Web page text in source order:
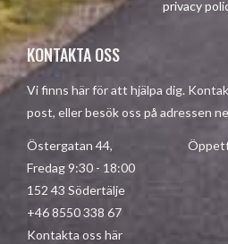
privacy
KONTAKTA OSS
Vi finns här för att hjälpa dig.
post, eller besök oss på adressen
Östergatan 44,
Fredag 9:30 - 18:00
152 43 Södertälje
+46 8550 338 67
Kontakta oss här